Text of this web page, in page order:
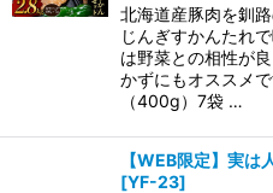
北海道産豚肉を釧
じんぎすかんたれ
は野菜との相性が
かずにもオススメ
（400g）7袋 …
【WEB限定】実は
[YF-23]